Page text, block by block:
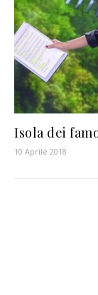
Isola dei
10 Aprile 2018